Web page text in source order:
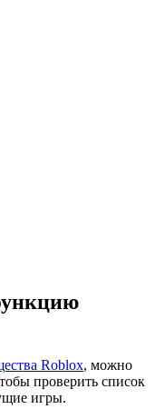
Roblox, можно
проверить список
игры.